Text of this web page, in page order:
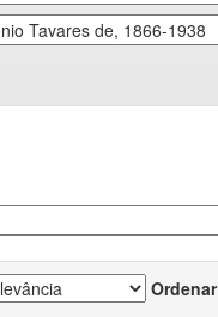
Ordenar